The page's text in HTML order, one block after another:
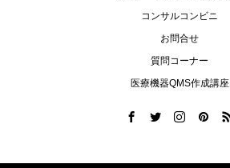
コンサルコンビニ
お問合せ
質問コーナー
医療機器QMS作成講座